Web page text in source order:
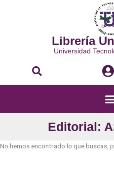
Librería
Universidad
Buscar
Editorial:
No hemos encontrado lo que buscas,